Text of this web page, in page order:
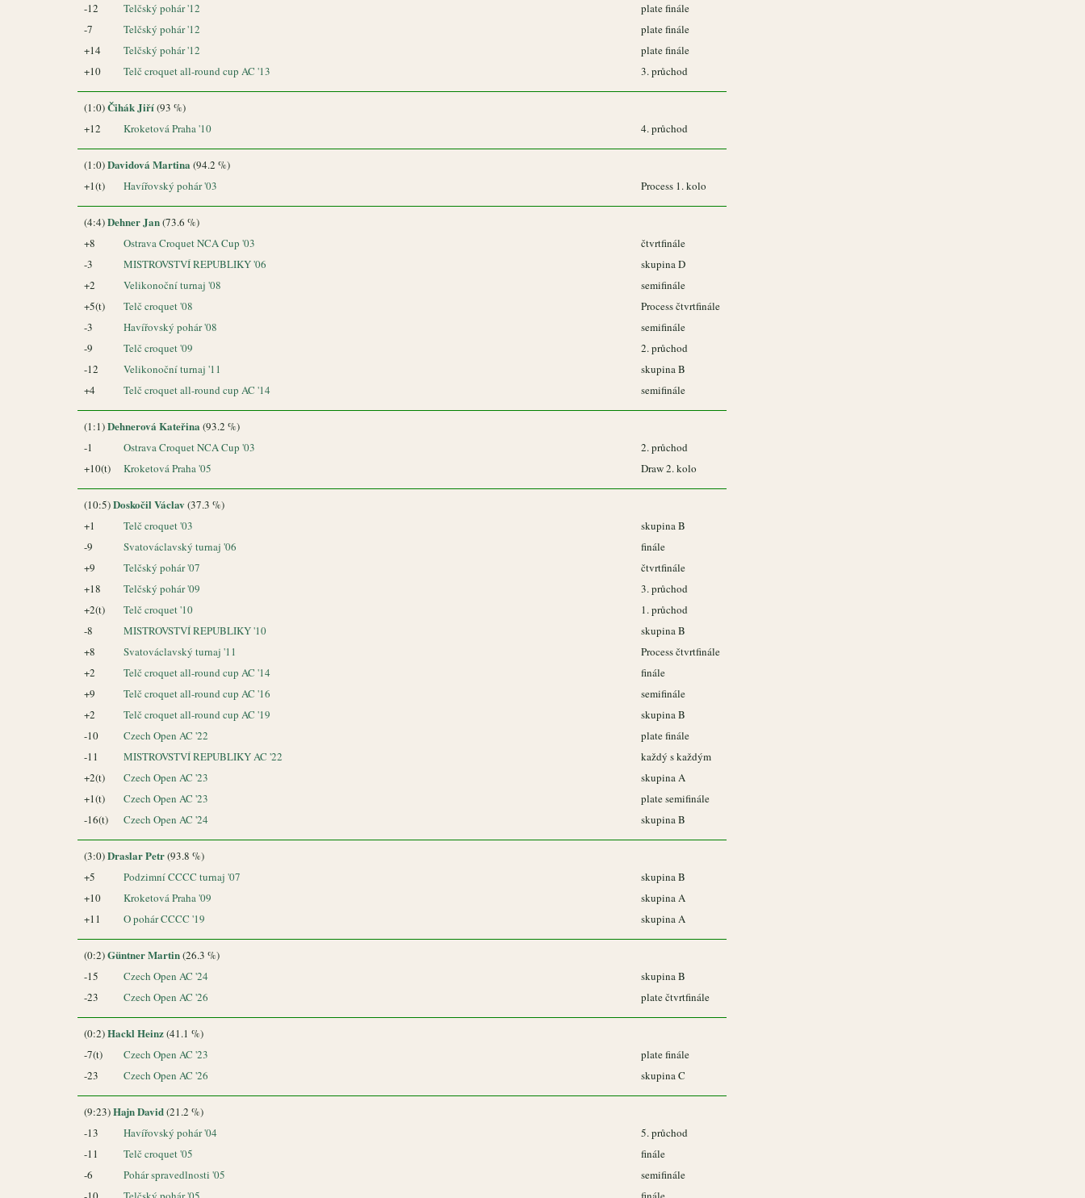
-12
Telčský pohár '12
plate finále
-7
Telčský pohár '12
plate finále
+14
Telčský pohár '12
plate finále
+10
Telč croquet all-round cup AC '13 3. průchod
(1:0)Čihák Jiří(93 %)
+12
Kroketová Praha '10 4. průchod
(1:0)Davidová Martina (94.2 %)
+1(t)
Havířovský pohár '03 Process 1. kolo
(4:4)Dehner Jan(73.6 %)
+8
Ostrava Croquet NCA Cup '03
čtvrtfinále
-3
MISTROVSTVÍ REPUBLIKY '06
skupina D
+2
Velikonoční turnaj '08
semifinále
+5(t)
Telč croquet '08
Process čtvrtfinále
-3
Havířovský pohár '08
semifinále
-9
Telč croquet '09
2. průchod
-12
Velikonoční turnaj '11
skupina B
+4
Telč croquet all-round cup AC '14 semifinále
(1:1)Dehnerová Kateřina (93.2 %)
-1
Ostrava Croquet NCA Cup '03
2. průchod
+10(t)
Kroketová Praha '05 Draw 2. kolo
(10:5)Doskočil Václav (37.3 %)
+1
Telč croquet '03
skupina B
-9
Svatováclavský turnaj '06
finále
+9
Telčský pohár '07
čtvrtfinále
+18
Telčský pohár '09
3. průchod
+2(t)
Telč croquet '10
1. průchod
-8
MISTROVSTVÍ REPUBLIKY '10
skupina B
+8
Svatováclavský turnaj '11
Process čtvrtfinále
+2
Telč croquet all-round cup AC '14
finále
+9
Telč croquet all-round cup AC '16
semifinále
+2
Telč croquet all-round cup AC '19
skupina B
-10
Czech Open AC '22
plate finále
-11
MISTROVSTVÍ REPUBLIKY AC '22
každý s každým
+2(t)
Czech Open AC '23
skupina A
+1(t)
Czech Open AC '23
plate semifinále
-16(t)
Czech Open AC '24 skupina B
(3:0)Draslar Petr(93.8 %)
+5
Podzimní CCCC turnaj '07
skupina B
+10
Kroketová Praha '09
skupina A
+11
O pohár CCCC '19 skupina A
(0:2)Güntner Martin(26.3 %)
-15
Czech Open AC '24
skupina B
-23
Czech Open AC '26 plate čtvrtfinále
(0:2)Hackl Heinz(41.1 %)
-7(t)
Czech Open AC '23
plate finále
-23
Czech Open AC '26 skupina C
(9:23)Hajn David(21.2 %)
-13
Havířovský pohár '04
5. průchod
-11
Telč croquet '05
finále
-6
Pohár spravedlnosti '05
semifinále